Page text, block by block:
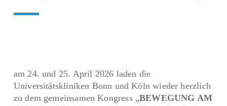
am 24. und 25. April 2026 laden die
Universitätskliniken Bonn und Köln wieder herzlich
zu dem gemeinsamen Kongress „BEWEGUNG AM